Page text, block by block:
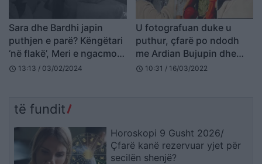
Sara dhe Bardhi japin
puthjen e parë? Këngëtari
‘në flakë’, Meri e ngacmon:
Ik futi ndonjë dush
schedule 13:13 / 03/02/2024
U fotografuan duke u
puthur, çfarë po ndodh
me Ardian Bujupin dhe
ish-konkurrenten e
schedule 10:31 / 16/03/2022
të fundit
Horoskopi 9 Gusht 2026/
Çfarë kanë rezervuar yjet për
secilën shenjë?